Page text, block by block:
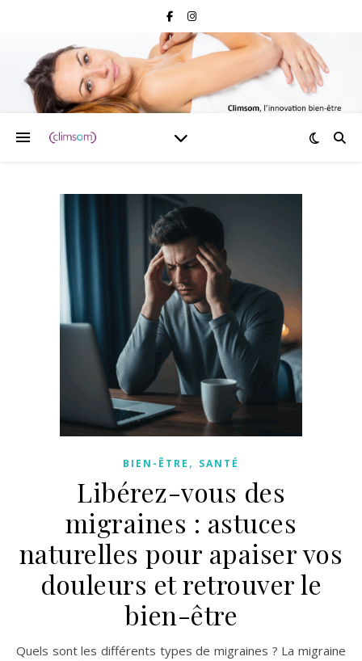
BIEN-ÊTRE , SANTÉ
Libérez-vous des
migraines : astuces
naturelles pour apaiser vos
douleurs et retrouver le
bien-être
Quels sont les différents types de migraines ? La migraine